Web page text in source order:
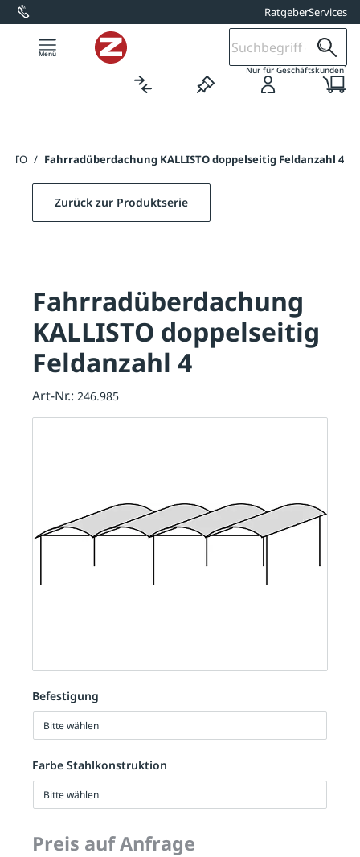
springen RatgeberServices
Nur für Geschäftskunden1
/ Fahrradüberdachung KALLISTO doppelseitig Feldanzahl 4
Befestigung
Bitte wählen
Farbe Stahlkonstruktion
Bitte wählen
Preis auf Anfrage
Zurück zur Produktserie
Fahrradüberdachung
KALLISTO doppelseitig
Feldanzahl 4
Art-Nr.: 246.985